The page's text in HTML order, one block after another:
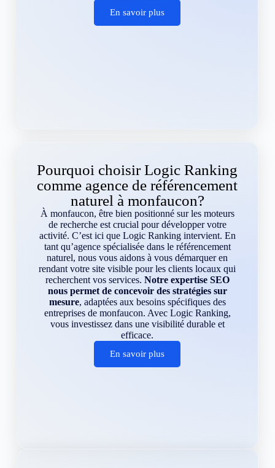
En savoir plus
Pourquoi choisir Logic Ranking
comme agence de référencement
naturel à monfaucon?
À monfaucon, être bien positionné sur les moteurs
de recherche est crucial pour développer votre
activité. C’est ici que Logic Ranking intervient. En
tant qu’agence spécialisée dans le référencement
naturel, nous vous aidons à vous démarquer en
rendant votre site visible pour les clients locaux qui
recherchent vos services. Notre expertise SEO
nous permet de concevoir des stratégies sur
mesure, adaptées aux besoins spécifiques des
entreprises de monfaucon. Avec Logic Ranking,
vous investissez dans une visibilité durable et
efficace.
En savoir plus